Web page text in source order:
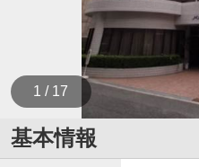
1 / 17
基本情報